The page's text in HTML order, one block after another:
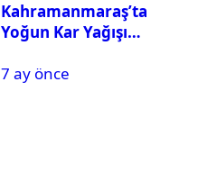
Kahramanmaraş’ta
Yoğun Kar Yağışı
Tatil
7 ay önce